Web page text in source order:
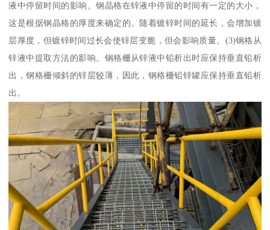
液中停留时间的影响。钢晶格在锌液中停留的时间有一定的大小，
这是根据钢晶格的厚度来确定的。随着镀锌时间的延长，会增加镀
层厚度，但镀锌时间过长会使锌层变脆，但会影响质量。(3)钢格从
锌液中提取方法的影响。钢格栅从锌液中铅析出时应保持垂直铅析
出，钢格栅倾斜的锌层较薄，因此，钢格栅铅锌罐应保持垂直铅析
出。